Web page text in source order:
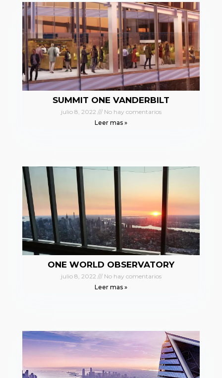
SUMMIT ONE VANDERBILT
julio 8, 2022
No hay comentarios
Leer mas »
ONE WORLD OBSERVATORY
julio 8, 2022
No hay comentarios
Leer mas »